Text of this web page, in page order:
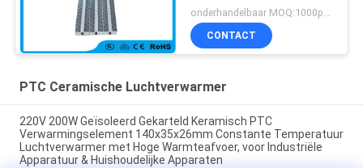
onderhandelbaar MOQ:1000pcs
CONTACT
PTC Ceramische Luchtverwarmer
220V 200W Geïsoleerd Gekarteld Keramisch PTC
Verwarmingselement 140x35x26mm Constante Temperatuur
Luchtverwarmer met Hoge Warmteafvoer, voor Industriële
Apparatuur & Huishoudelijke Apparaten